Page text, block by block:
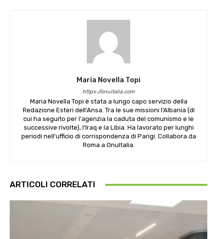
Maria Novella Topi
https://onuitalia.com
Maria Novella Topi è stata a lungo capo servizio della
Redazione Esteri dell'Ansa. Tra le sue missioni l'Albania (di
cui ha seguito per l'agenzia la caduta del comunismo e le
successive rivolte), l'Iraq e la Libia. Ha lavorato per lunghi
periodi nell'ufficio di corrispondenza di Parigi. Collabora da
Roma a OnuItalia.
ARTICOLI CORRELATI